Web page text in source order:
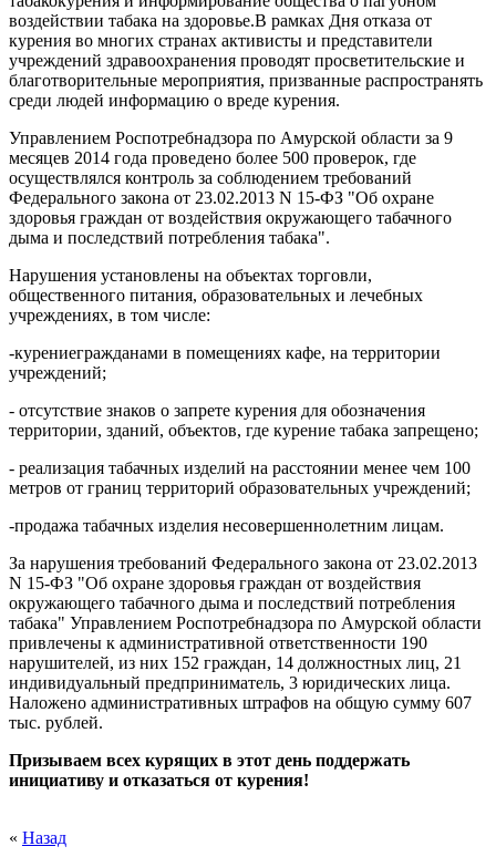
воздействии табака на здоровье.В рамках Дня отказа от
курения во многих странах активисты и представители
учреждений здравоохранения проводят просветительские и
благотворительные мероприятия, призванные распространять
среди людей информацию о вреде курения.
Управлением Роспотребнадзора по Амурской области за 9
месяцев 2014 года проведено более 500 проверок, где
осуществлялся контроль за соблюдением требований
Федерального закона от 23.02.2013 N 15-ФЗ "Об охране
здоровья граждан от воздействия окружающего табачного
дыма и последствий потребления табака".
Нарушения установлены на объектах торговли,
общественного питания, образовательных и лечебных
учреждениях, в том числе:
-курениегражданами в помещениях кафе, на территории
учреждений;
- отсутствие знаков о запрете курения для обозначения
территории, зданий, объектов, где курение табака запрещено;
- реализация табачных изделий на расстоянии менее чем 100
метров от границ территорий образовательных учреждений;
-продажа табачных изделия несовершеннолетним лицам.
За нарушения требований Федерального закона от 23.02.2013
N 15-ФЗ "Об охране здоровья граждан от воздействия
окружающего табачного дыма и последствий потребления
табака" Управлением Роспотребнадзора по Амурской области
привлечены к административной ответственности 190
нарушителей, из них 152 граждан, 14 должностных лиц, 21
индивидуальный предприниматель, 3 юридических лица.
Наложено административных штрафов на общую сумму 607
тыс. рублей.
Призываем всех курящих в этот день поддержать
инициативу и отказаться от курения!
« Назад